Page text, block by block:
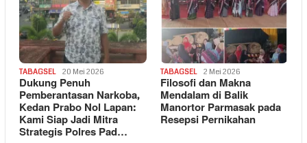
TABAGSEL 20 Mei 2026
Dukung Penuh
Pemberantasan Narkoba,
Kedan Prabo Nol Lapan:
Kami Siap Jadi Mitra
Strategis Polres Pad…
TABAGSEL 2 Mei 2026
Filosofi dan Makna
Mendalam di Balik
Manortor Parmasak pada
Resepsi Pernikahan